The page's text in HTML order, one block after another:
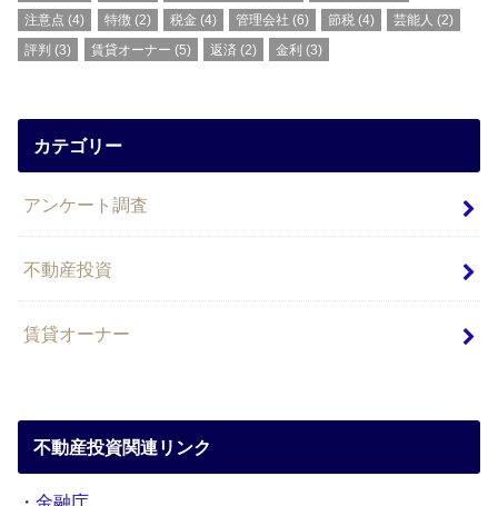
注意点 (4) 特徴(2) 税金 (4) 管理会社 (6) 節税 (4) 芸能人 (2)
評判 (3) 賃貸オーナー (5) 返済 (2) 金利 (3)
カテゴリー
アンケート調査
不動産投資
賃貸オーナー
不動産投資関連リンク
・金融庁